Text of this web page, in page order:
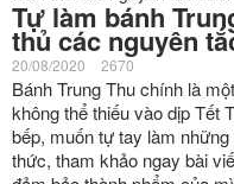
Tự làm bánh
thủ các nguyên
20/08/2020 2670
Bánh Trung Thu chính là
không thể thiếu vào dịp Tết
bếp, muốn tự tay làm
thức, tham khảo ngay bài